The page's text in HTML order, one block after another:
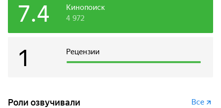
Кинопоиск
7.4 4 972
Рецензии
1
Роли озвучивали Все